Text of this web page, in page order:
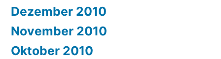
Dezember 2010
November 2010
Oktober 2010